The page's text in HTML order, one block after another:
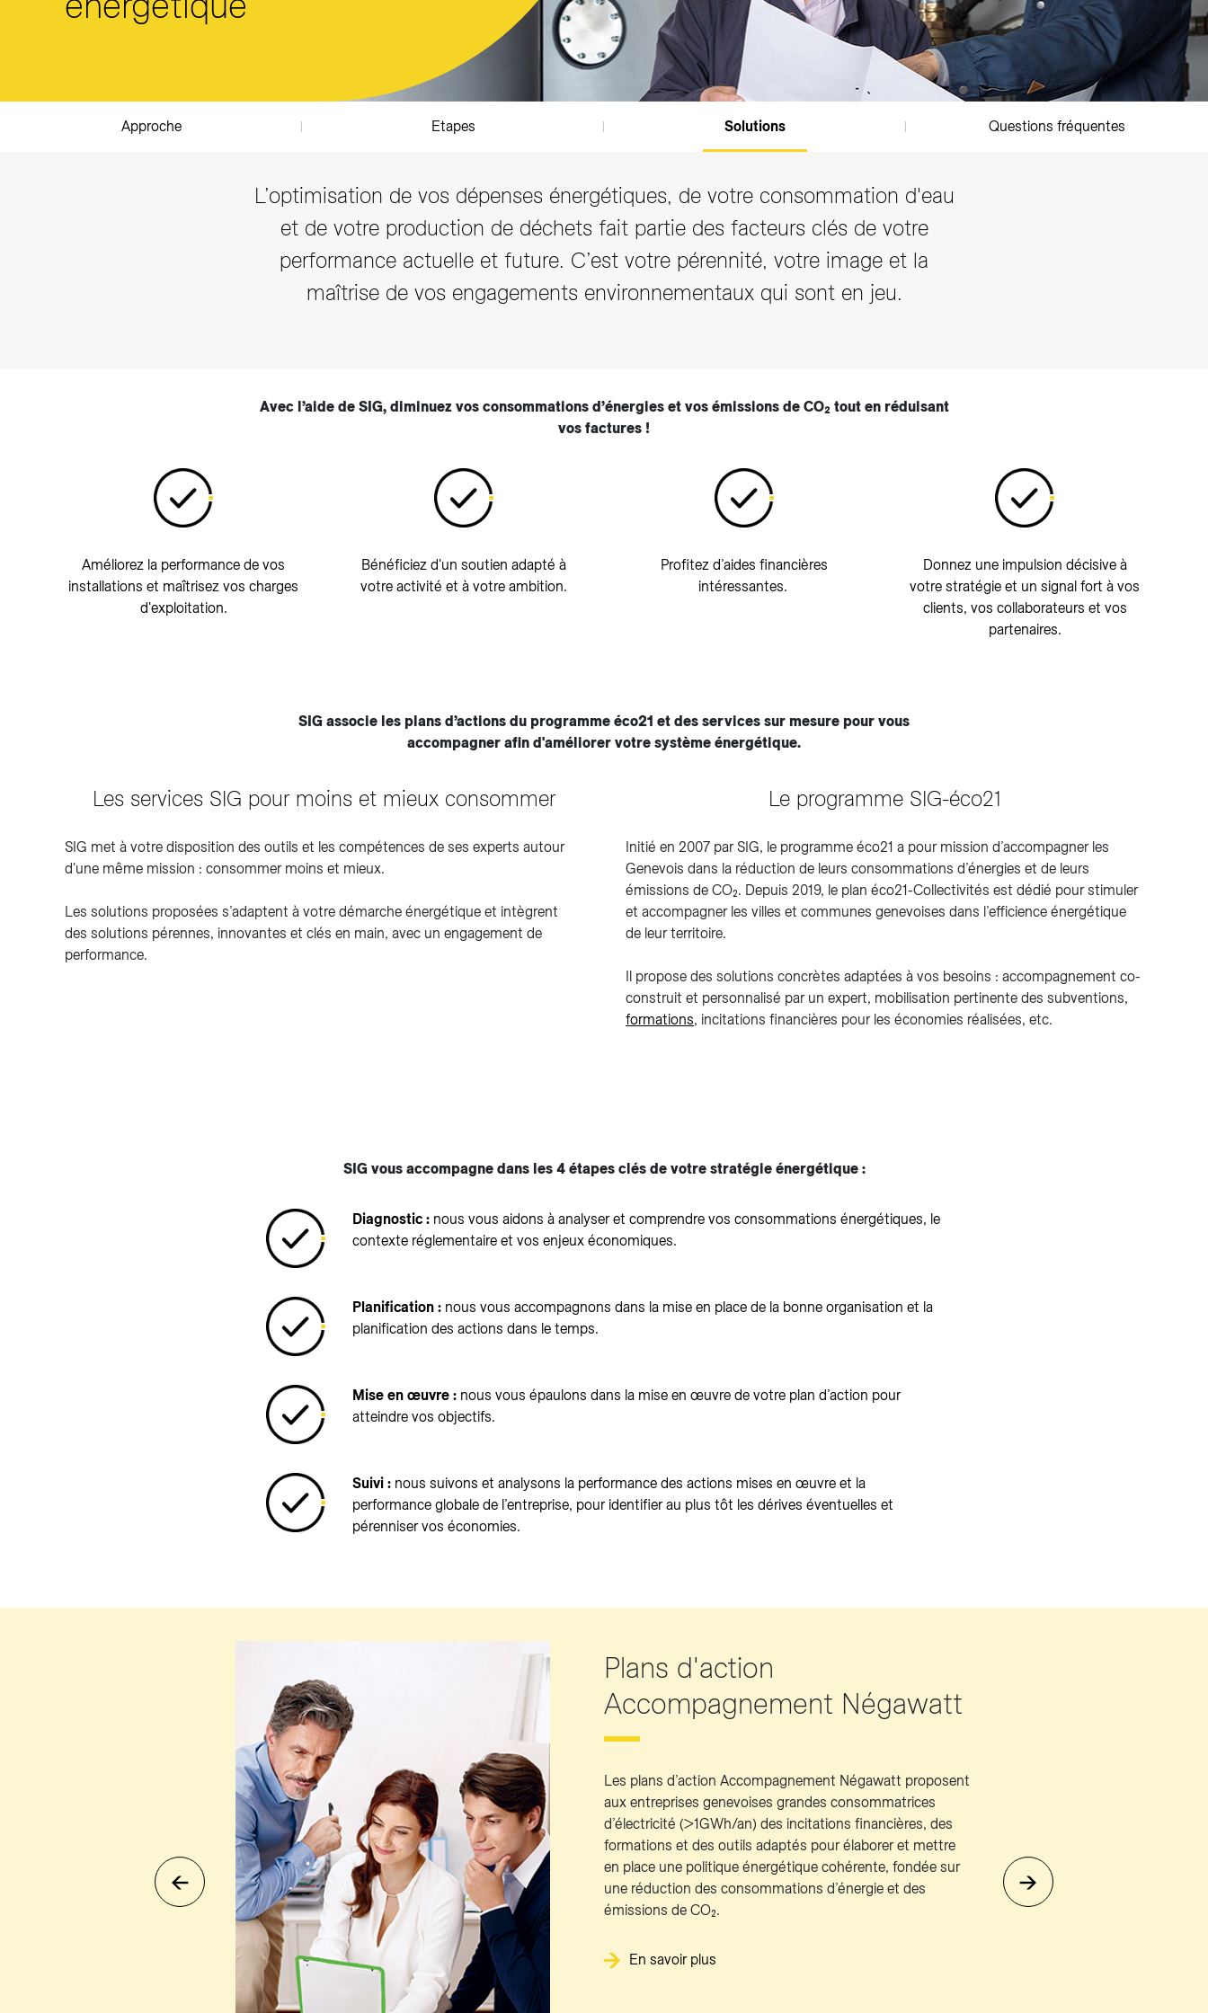
Approche Etapes Solutions Questions fréquentes
L’optimisation de vos dépenses énergétiques, de votre consommation d'eau
et de votre production de déchets fait partie des facteurs clés de votre
performance actuelle et future. C’est votre pérennité, votre image et la
maîtrise de vos engagements environnementaux qui sont en jeu.
Avec l’aide de SIG, diminuez vos consommations d’énergies et vos émissions de CO₂ tout en réduisant
vos factures !
Améliorez la performance de vos
installations et maîtrisez vos charges
d'exploitation.
Bénéficiez d'un soutien adapté à
votre activité et à votre ambition.
Profitez d’aides financières
intéressantes.
Donnez une impulsion décisive à
votre stratégie et un signal fort à vos
clients, vos collaborateurs et vos
partenaires.
SIG associe les plans d’actions du programme éco21 et des services sur mesure pour vous
accompagner afin d'améliorer votre système énergétique.
Les services SIG pour moins et mieux consommer
SIG met à votre disposition des outils et les compétences de ses experts autour
d'une même mission : consommer moins et mieux.
Les solutions proposées s’adaptent à votre démarche énergétique et intègrent
des solutions pérennes, innovantes et clés en main, avec un engagement de
performance.
Le programme SIG-éco21
Initié en 2007 par SIG, le programme éco21 a pour mission d’accompagner les
Genevois dans la réduction de leurs consommations d’énergies et de leurs
émissions de CO₂. Depuis 2019, le plan éco21-Collectivités est dédié pour stimuler
et accompagner les villes et communes genevoises dans l’efficience énergétique
de leur territoire.
Il propose des solutions concrètes adaptées à vos besoins : accompagnement co-
construit et personnalisé par un expert, mobilisation pertinente des subventions,
formations, incitations financières pour les économies réalisées, etc.
SIG vous accompagne dans les 4 étapes clés de votre stratégie énergétique :
Diagnostic : nous vous aidons à analyser et comprendre vos consommations énergétiques, le
contexte réglementaire et vos enjeux économiques.
Planification : nous vous accompagnons dans la mise en place de la bonne organisation et la
planification des actions dans le temps.
Mise en œuvre : nous vous épaulons dans la mise en œuvre de votre plan d’action pour
atteindre vos objectifs.
Suivi : nous suivons et analysons la performance des actions mises en œuvre et la
performance globale de l’entreprise, pour identifier au plus tôt les dérives éventuelles et
pérenniser vos économies.
Plans d'action
Accompagnement Négawatt
Les plans d’action Accompagnement Négawatt proposent
aux entreprises genevoises grandes consommatrices
d’électricité (>1GWh/an) des incitations financières, des
formations et des outils adaptés pour élaborer et mettre
en place une politique énergétique cohérente, fondée sur
une réduction des consommations d’énergie et des
émissions de CO₂.
En savoir plus